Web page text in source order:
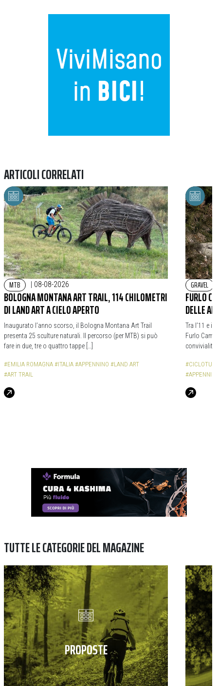
ARTICOLI CORRELATI
MTB | 08-08-2026
BOLOGNA MONTANA ART TRAIL, 114 CHILOMETRI
DI LAND ART A CIELO APERTO
Inaugurato l’anno scorso, il Bologna Montana Art Trail
presenta 25 sculture naturali. Il percorso (per MTB) si può
fare in due, tre o quattro tappe […]
#EMILIA ROMAGNA #ITALIA #APPENNINO #LAND ART
#ART TRAIL
GRAVEL
FURLO
DELLE
Tra l’11 e il
Furlo
convivialità
TUTTE LE CATEGORIE DEL MAGAZINE
PROPOSTE